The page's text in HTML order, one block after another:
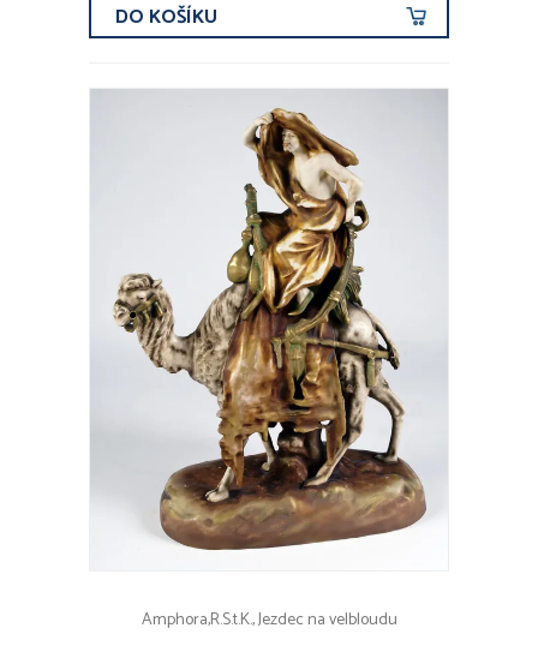
DO KOŠÍKU
Amphora,R.S.t.K., Jezdec na velbloudu